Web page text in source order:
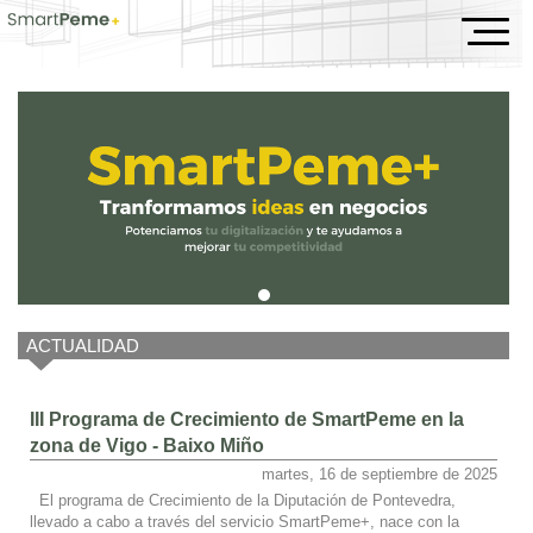
Inicio
ACTUALIDAD
III Programa de Crecimiento de SmartPeme en la
zona de Vigo - Baixo Miño
martes, 16 de septiembre de 2025
El programa de Crecimiento de la Diputación de Pontevedra,
llevado a cabo a través del servicio SmartPeme+, nace con la